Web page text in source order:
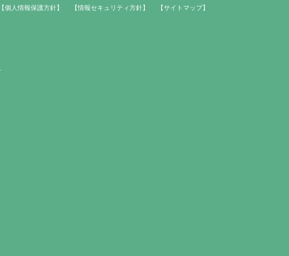
【個人情報保護方針】 【情報セキュリティ方針】 【サイトマップ】